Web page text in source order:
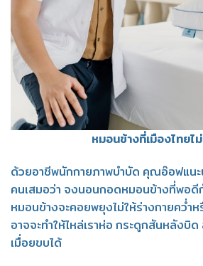
หมอนข้างที่เมืองไทยไ
ด้วยอาชีพนักกายภาพบำบัด คุณอ๊อฟแนะ
คนเสมอว่า จงนอนกอดหมอนข้างที่พอดีกั
หมอนข้างจะคอยพยุงไม่ให้ร่างกายคว่ำ
อาจจะทำให้ไหล่เราห่อ กระดูกสันหลังบิ
เมื่อยขบได้